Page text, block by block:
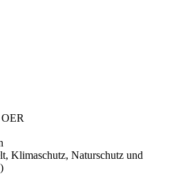
Klimaschutz, Naturschutz und